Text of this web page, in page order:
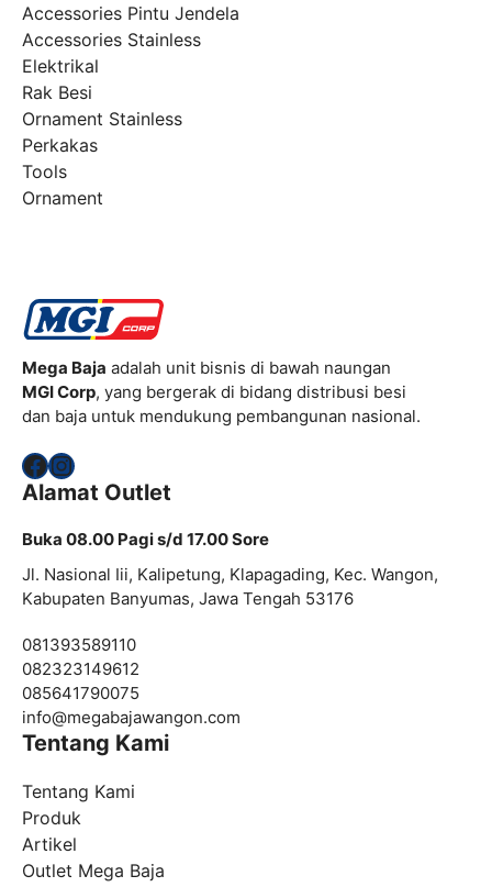
Accessories Pintu Jendela
Accessories Stainless
Elektrikal
Rak Besi
Ornament Stainless
Perkakas
Tools
Ornament
Mega Baja adalah unit bisnis di bawah naungan
MGI Corp, yang bergerak di bidang distribusi besi
dan baja untuk mendukung pembangunan nasional.
Facebook
Instagram
Alamat Outlet
Buka 08.00 Pagi s/d 17.00 Sore
Jl. Nasional Iii, Kalipetung, Klapagading, Kec. Wangon,
Kabupaten Banyumas, Jawa Tengah 53176
081393589110
082323149612
085641790075
info@megabajawangon.com
Tentang Kami
Tentang Kami
Produk
Artikel
Outlet Mega Baja